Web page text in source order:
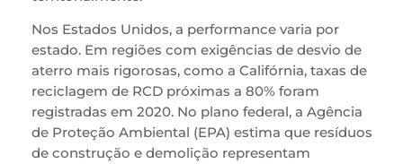
Nos Estados Unidos, a performance varia por
estado. Em regiões com exigências de desvio de
aterro mais rigorosas, como a Califórnia, taxas de
reciclagem de RCD próximas a 80% foram
registradas em 2020. No plano federal, a Agência
de Proteção Ambiental (EPA) estima que resíduos
de construção e demolição representam